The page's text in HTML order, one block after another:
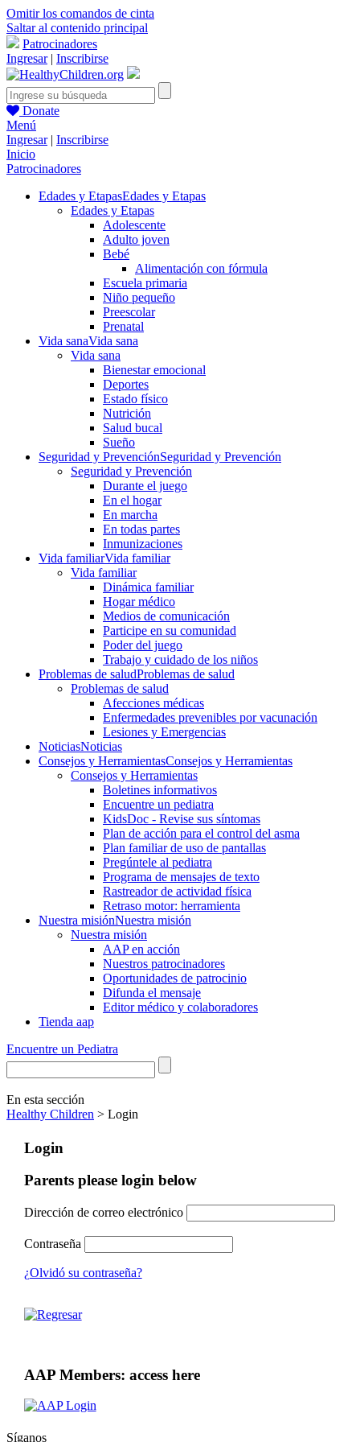
Omitir los comandos de cinta
Saltar al contenido principal
Patrocinadores
Ingresar| Inscribirse
Donate
Menú
Ingresar| Inscribirse
Inicio
Patrocinadores
Edades y EtapasEdades y Etapas
Edades y Etapas
Adolescente
Adulto joven
Bebé
Alimentación con fórmula
Escuela primaria
Niño pequeño
Preescolar
Prenatal
Vida sanaVida sana
Vida sana
Bienestar emocional
Deportes
Estado físico
Nutrición
Salud bucal
Sueño
Seguridad y PrevenciónSeguridad y Prevención
Seguridad y Prevención
Durante el juego
En el hogar
En marcha
En todas partes
Inmunizaciones
Vida familiarVida familiar
Vida familiar
Dinámica familiar
Hogar médico
Medios de comunicación
Participe en su comunidad
Poder del juego
Trabajo y cuidado de los niños
Problemas de saludProblemas de salud
Problemas de salud
Afecciones médicas
Enfermedades prevenibles por vacunación
Lesiones y Emergencias
NoticiasNoticias
Consejos y HerramientasConsejos y Herramientas
Consejos y Herramientas
Boletines informativos
Encuentre un pediatra
KidsDoc - Revise sus síntomas
Plan de acción para el control del asma
Plan familiar de uso de pantallas
Pregúntele al pediatra
Programa de mensajes de texto
Rastre​​ador de activida​d física
Retraso motor: herramienta
Nuestra misiónNuestra misión
Nuestra misión
AAP en acción
Nuestros patrocinadores
Oportunidades de patrocinio
Difunda el mensaje
Editor médico y colaboradores
Tienda aap
Encuentre un Pediatra
En esta sección
Healthy Children > Login
Login
Parents please login below
Dirección de correo electrónico
Contraseña
¿Olvidó su contraseña?
AAP Members: access here
Síganos